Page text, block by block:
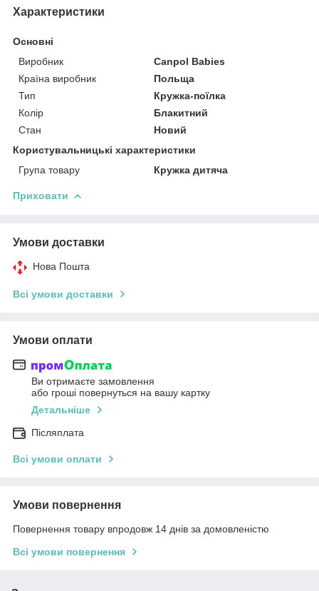
Характеристики
Основні
Виробник
Canpol Babies
Країна виробник
Польща
Тип
Кружка-поїлка
Колір
Блакитний
Стан
Новий
Користувальницькі характеристики
Група товару
Кружка дитяча
Приховати
Умови доставки
Нова Пошта
Всі умови доставки
Умови оплати
Ви отримаєте замовлення
або гроші повернуться на вашу картку
Детальніше
Післяплата
Всі умови оплати
Умови повернення
Повернення товару впродовж 14 днів за домовленістю
Всі умови повернення